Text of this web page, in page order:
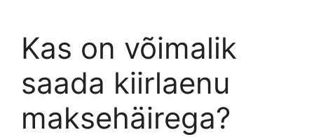
Kas on võimalik
saada kiirlaenu
maksehäirega?